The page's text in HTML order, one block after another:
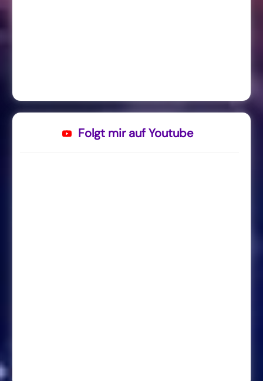
Folgt mir auf Youtube